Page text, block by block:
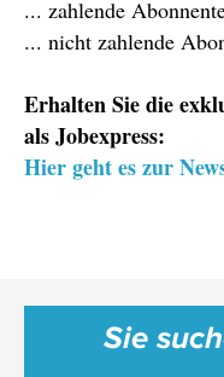
... zahlende
... nicht zahlende
Erhalten Sie die
als Jobexpress:
Hier geht es zur
Sie